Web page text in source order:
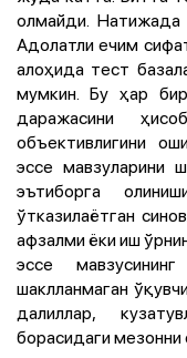
олмайди. Натижада
Адолатли ечим
алоҳида тест
мумкин. Бу ҳар бир
даражасини
объективлигини
эссе мавзуларини
эътиборга
ўтказилаётган
афзалми ёки иш
эссе
шаклланмаган
далиллар,
борасидаги мезонни